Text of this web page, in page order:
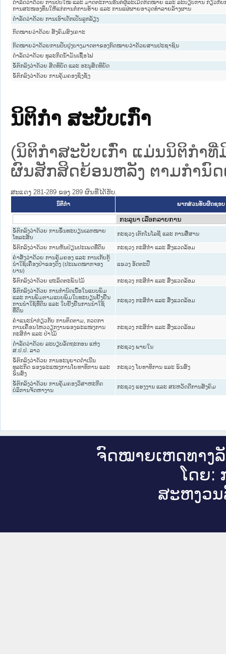
ດຳລັດວ່າດ້ວຍ ການປັບໃໝ ແລະ ມາດຕະການອື່ນຕໍ່ຜູ້ລະເມີດກົດໝາຍ ແລະ ລະບຽບການ ກ່ຽວກັບ
ການສະໜອງທຶນໃຫ້ແກ່ການກໍ່ການຮ້າຍ ແລະ ການແຜ່ຜາຍອາວຸດທຳລາຍລ້າງຜານ
ດຳລັດວ່າດ້ວຍ ການເອົາເດັກເປັນລູກລ້ຽງ
ກົດໝາຍວ່າດ້ວຍ ສັງຄົມສົງເຄາະ
ກົດໝາຍວ່າດ້ວຍການປັບປຸງບາງມາດຕາຂອງກົດໝາຍວ່າດ້ວຍສານປະຊາຊົນ
ດຳລັດວ່າດ້ວຍ ທຸລະກິດນ້ຳມັນເຊື້ອໄຟ
ຂໍ້ຕົກລົງວ່າດ້ວຍ ສິດທິບັດ ແລະ ອະນຸສິດທິບັດ
ຂໍ້ຕົກລົງວ່າດ້ວຍ ການຄຸ້ມຄອງຊິງຊັ່ງ
ນິຕິກໍາ ສະບັບເກົ່າ
(ນິຕິກໍາສະບັບເກົ່າ ແມ່ນນິຕິກໍາ
ຜົນສັກສິດຍ້ອນຫລັງ ຕາມກໍານົດ
ສະແດງ 281-289 ຂອງ 289 ຜົນທີ່ໄດ້ຮັບ.
ນິຕິກໍາ ພາກສ່ວນຮັບຜິດຊອບ
ຂໍ້ຕົກລົງວ່າດ້ວຍ ການຂຶ້ນທະບຽນເລກໝາຍ
ໂທລະສັບ
ກະຊວງ ເຕັກໂນໂລຊີ ແລະ ການສື່ສານ
ຂໍ້ຕົກລົງວ່າດ້ວຍ ການຫັນປ່ຽນປະເພດທີ່ດິນ
ກະຊວງ ກະສິກຳ ແລະ ສິ່ງແວດລ້ອມ
ຄຳສັ່ງວ່າດ້ວຍ ການຄຸ້ມຄອງ ແລະ ການເກັບກູ້
ນຳໃຊ້ເຄື່ອງປ່າຂອງດົງ (ປະເພດໝາກຈອງ
ບານ)
ແຂວງ ອັດຕະປື
ຂໍ້ຕົກລົງວ່າດ້ວຍ ຜະລິດຕະພັນໄມ້
ກະຊວງ ກະສິກຳ ແລະ ສິ່ງແວດລ້ອມ
ຂໍ້ຕົກລົງວ່າດ້ວຍ ການກຳນົດເນື້ອໃນແບບພິມ
ແລະ ການພິມຕາມແບບພິມໃບທະບຽນຢັ້ງຢືນ
ການນຳໃຊ້ທີ່ດິນ ແລະ ໃບຢັ້ງຢືນການນຳໃຊ້
ທີ່ດິນ
ກະຊວງ ກະສິກຳ ແລະ ສິ່ງແວດລ້ອມ
ຄຳແນະນຳກ່ຽວກັບ ການຕິດຕາມ, ກວດກາ
ການເຄື່ອນໄຫວວຽກງານຂອງຂະແໜງການ
ກະສິກຳ ແລະ ປ່າໄມ້
ກະຊວງ ກະສິກຳ ແລະ ສິ່ງແວດລ້ອມ
ດຳລັດວ່າດ້ວຍ ລະບຽບລັດຖະກອນ ແຫ່ງ
ສ.ປ.ປ. ລາວ
ກະຊວງ ພາຍໃນ
ຂໍ້ຕົກລົງວ່າດ້ວຍ ການອະນຸຍາດດຳເນີນ
ທຸລະກິດ ຂອງຂະແໜງການໂຍທາທິການ ແລະ
ຂົນສົ່ງ
ກະຊວງ ໂຍທາທິການ ແລະ ຂົນສົ່ງ
ຂໍ້ຕົກລົງວ່າດ້ວຍ ການຄຸ້ມຄອງວິສາຫະກິດ
ບໍລິການຈັດຫາງານ
ກະຊວງ ແຮງງານ ແລະ ສະຫວັດດີການສັງຄົມ
ຈົດ​ໝາຍ​ເຫດ​ທາງ​
ໂດຍ:
ສະ​ຫງວນ​